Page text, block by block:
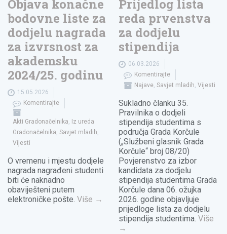
Objava konačne
bodovne liste za
dodjelu nagrada
za izvrsnost za
akademsku
2024/25. godinu
15.05.2026
Komentirajte
Akti Gradonačelnika, Iz ureda
Gradonačelnika, Savjet mladih,
Vijesti
O vremenu i mjestu dodjele
nagrada nagrađeni studenti
biti će naknadno
obaviješteni putem
elektroničke pošte. Više →
Prijedlog lista
reda prvenstva
za dodjelu
stipendija
06.03.2026
Komentirajte
Najave,Savjet mladih,Vijesti
Sukladno članku 35.
Pravilnika o dodjeli
stipendija studentima s
područja Grada Korčule
(„Službeni glasnik Grada
Korčule“ broj 08/20)
Povjerenstvo za izbor
kandidata za dodjelu
stipendija studentima Grada
Korčule dana 06. ožujka
2026. godine objavljuje
prijedloge lista za dodjelu
stipendija studentima.Više
→